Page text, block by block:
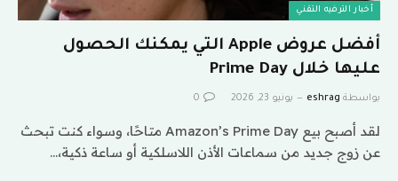
أخبار الترفيه التقني
أفضل عروض Apple التي يمكنك الحصول
عليها خلال Prime Day
بواسطة eshrag يونيو 23, 2026 0
لقد أصبح بيع Amazon’s Prime Day متاحًا، وسواء كنت تبحث
عن زوج جديد من سماعات الأذن اللاسلكية أو ساعة ذكية،…